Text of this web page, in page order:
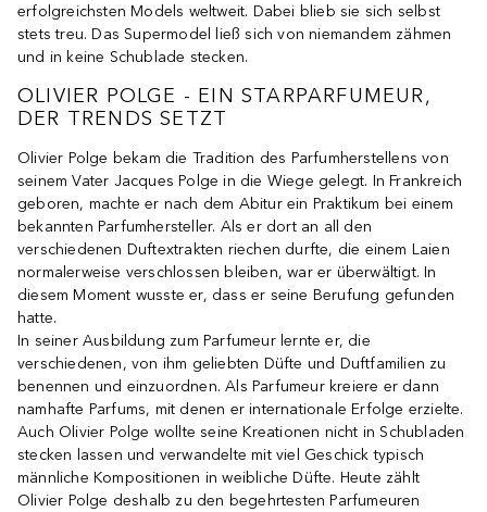
erfolgreichsten Models weltweit. Dabei blieb sie sich selbst
stets treu. Das Supermodel ließ sich von niemandem zähmen
und in keine Schublade stecken.
OLIVIER POLGE - EIN STARPARFUMEUR,
DER TRENDS SETZT
Olivier Polge bekam die Tradition des Parfumherstellens von
seinem Vater Jacques Polge in die Wiege gelegt. In Frankreich
geboren, machte er nach dem Abitur ein Praktikum bei einem
bekannten Parfumhersteller. Als er dort an all den
verschiedenen Duftextrakten riechen durfte, die einem Laien
normalerweise verschlossen bleiben, war er überwältigt. In
diesem Moment wusste er, dass er seine Berufung gefunden
hatte.
In seiner Ausbildung zum Parfumeur lernte er, die
verschiedenen, von ihm geliebten Düfte und Duftfamilien zu
benennen und einzuordnen. Als Parfumeur kreiere er dann
namhafte Parfums, mit denen er internationale Erfolge erzielte.
Auch Olivier Polge wollte seine Kreationen nicht in Schubladen
stecken lassen und verwandelte mit viel Geschick typisch
männliche Kompositionen in weibliche Düfte. Heute zählt
Olivier Polge deshalb zu den begehrtesten Parfumeuren